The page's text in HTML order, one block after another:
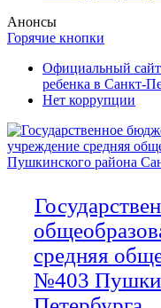
Анонсы
Горячие кнопки
Официальный
ребенка в Санкт-
Нет коррупции
средняя
№403